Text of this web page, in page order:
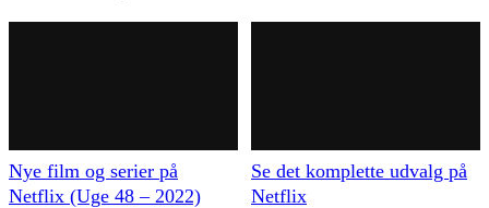
Nye film og serier på
Netflix (Uge 48 – 2022)
Se det komplette udvalg på
Netflix